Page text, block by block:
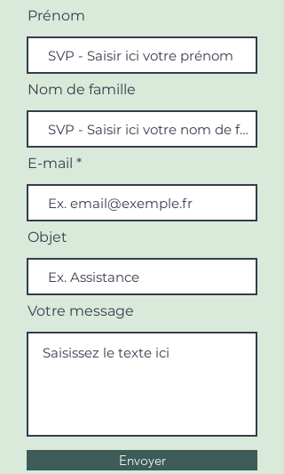
Prénom
Nom de famille
E-mail
Objet
Votre message
Envoyer